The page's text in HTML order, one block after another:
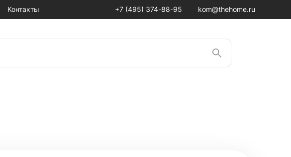
Контакты +7 (495) 374-88-95 kom@thehome.ru